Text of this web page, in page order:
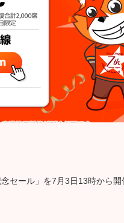
セール」を7月3日13時から開